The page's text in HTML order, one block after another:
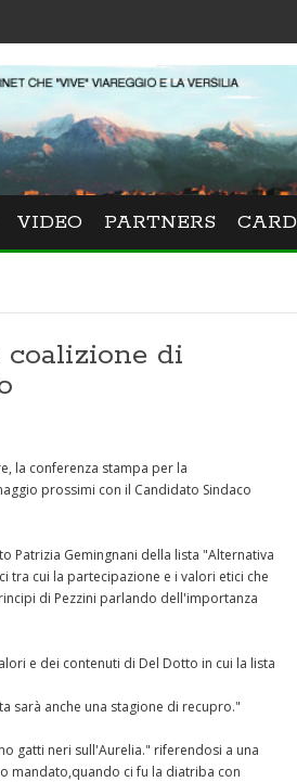
VIDEO PARTNERS CARD
coalizione di
la conferenza stampa per la
prossimi con il Candidato Sindaco
Patrizia Gemingnani della lista "Alternativa
cui la partecipazione e i valori etici che
di Pezzini parlando dell'importanza
e dei contenuti di Del Dotto in cui la lista
sarà anche una stagione di recupro."
gatti neri sull'Aurelia." riferendosi a una
mandato,quando ci fu la diatriba con